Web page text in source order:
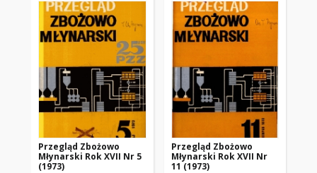
Przegląd Zbożowo
Młynarski Rok XVII Nr 5
(1973)
Przegląd Zbożowo
Młynarski Rok XVII Nr
11 (1973)